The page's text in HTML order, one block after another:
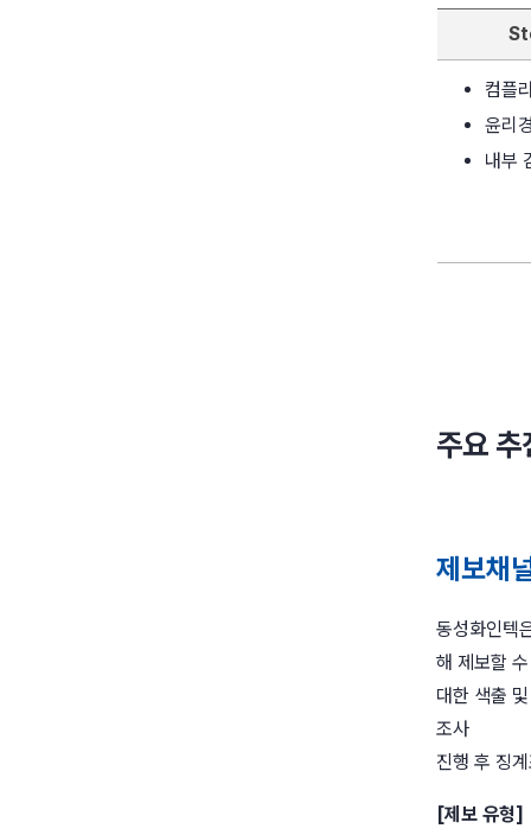
컴플
윤리
내부
주요 추
제보채
동성화인텍
해 제보할
대한 색출
조사
진행 후 징
[제보 유형]